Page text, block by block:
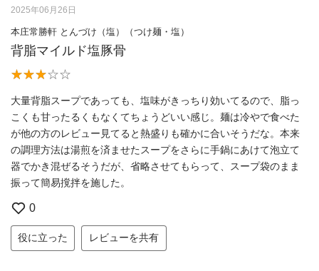
2025年06月26日
本庄常勝軒 とんづけ（塩）（つけ麺・塩）
背脂マイルド塩豚骨
大量背脂スープであっても、塩味がきっちり効いてるので、脂っ
こくも甘ったるくもなくてちょうどいい感じ。麺は冷やで食べた
が他の方のレビュー見てると熱盛りも確かに合いそうだな。本来
の調理方法は湯煎を済ませたスープをさらに手鍋にあけて泡立て
器でかき混ぜるそうだが、省略させてもらって、スープ袋のまま
振って簡易撹拌を施した。
0
役に立った レビューを共有